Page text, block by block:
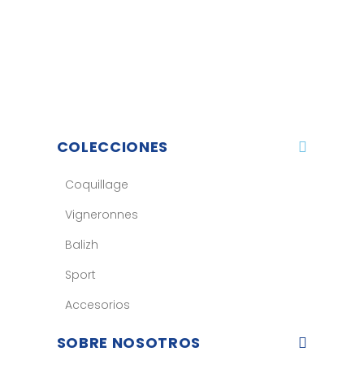
COLECCIONES
Coquillage
Vigneronnes
Balizh
Sport
Accesorios
SOBRE NOSOTROS